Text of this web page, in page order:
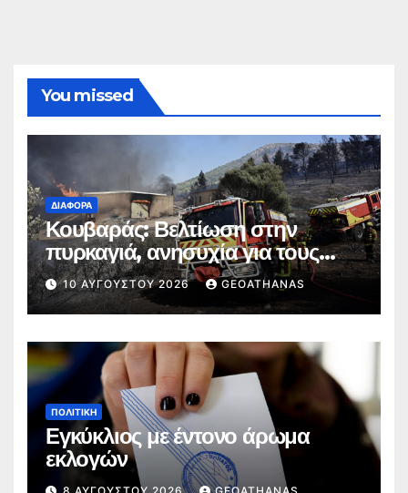
You missed
ΔΙΆΦΟΡΑ
Κουβαράς: Βελτίωση στην
πυρκαγιά, ανησυχία για τους
ανέμους
10 ΑΥΓΟΎΣΤΟΥ 2026 GEOATHANAS
ΠΟΛΙΤΙΚΉ
Εγκύκλιος με έντονο άρωμα
εκλογών